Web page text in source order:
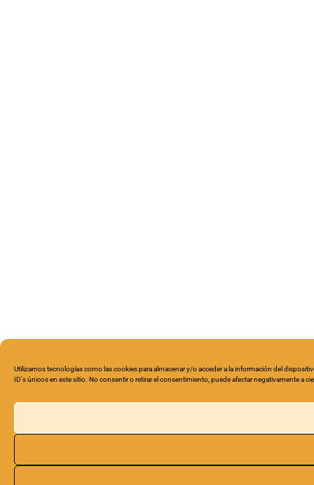
Utilizamos tecnologías como las cookies para almacenar y/o acceder a la información del
ID's únicos en este sitio. No consentir o retirar el consentimiento, puede afectar negativamente a